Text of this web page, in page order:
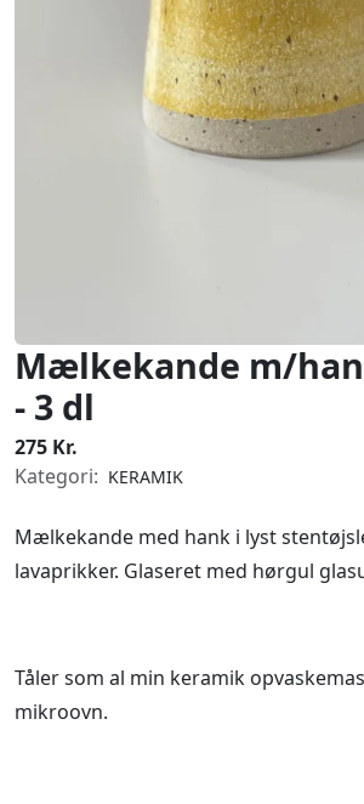
Mælkekande m/
- 3 dl
275 Kr.
Kategori: KERAMIK
Mælkekande med hank i lyst
lavaprikker. Glaseret med hørgul
Tåler som al min keramik
mikroovn.